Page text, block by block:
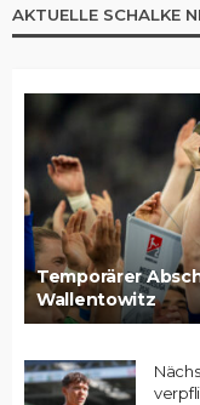
AKTUELLE SCHALKE
Temporärer
Wallentowitz